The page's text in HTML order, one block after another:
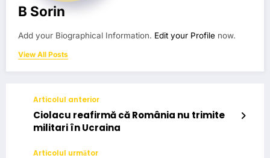
B Sorin
Add your Biographical Information. Edit your Profile now.
View All Posts
Articolul anterior
Ciolacu reafirmă că România nu trimite
militari în Ucraina
Articolul următor